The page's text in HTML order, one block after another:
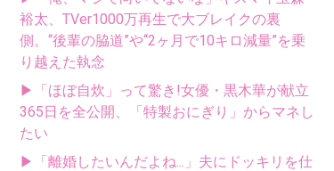
裕太、TVer1000万再生で大ブレイクの裏
側。“後輩の脇道”や“2ヶ月で10キロ減量”を乗
り越えた執念
▶「ほぼ自炊」って驚き!女優・黒木華が献立
365日を全公開、「特製おにぎり」からマネし
たい
▶「離婚したいんだよね...」夫にドッキリを仕